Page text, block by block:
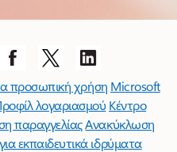
καρουζέλ
προσωπική χρήση Microsoft
λογαριασμού Κέντρο
παραγγελίαςΑνακύκλωση
εκπαιδευτικά ιδρύματα